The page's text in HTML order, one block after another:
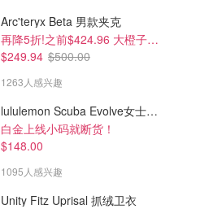
Arc'teryx Beta 男款夹克
再降5折!之前$424.96 大橙子好显白 蹲补
$249.94 $500.00
1263人感兴趣
lululemon Scuba Evolve女士连帽卫衣 全拉链
白金上线小码就断货！
$148.00
1095人感兴趣
Unity Fitz Uprisal 抓绒卫衣